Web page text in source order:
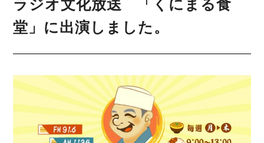
ラジオ文化放送 「くにまる食
堂」に出演しました。